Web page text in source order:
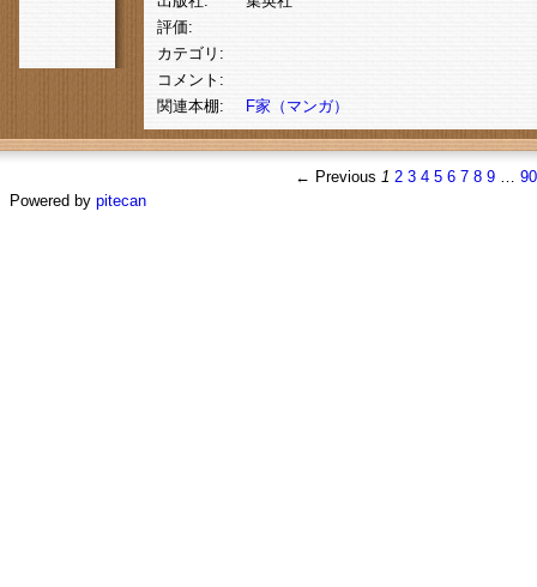
評価:
カテゴリ:
コメント:
関連本棚:
F家（マンガ）
← Previous 1 2 3 4 5 6 7 8 9 … 90
Powered by pitecan